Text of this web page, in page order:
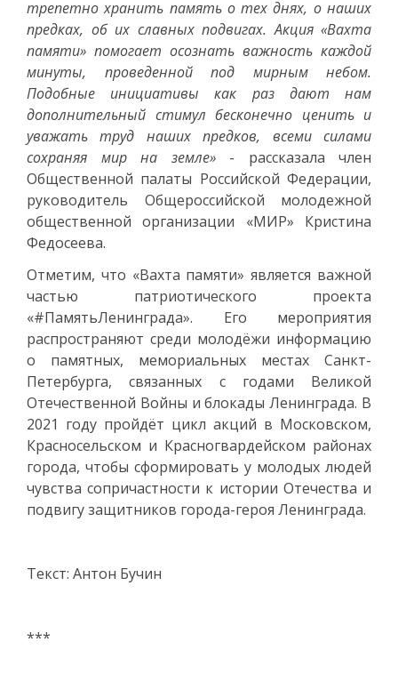
трепетно хранить память о тех днях, о наших
предках, об их славных подвигах. Акция «Вахта
памяти» помогает осознать важность каждой
минуты, проведенной под мирным небом.
Подобные инициативы как раз дают нам
дополнительный стимул бесконечно ценить и
уважать труд наших предков, всеми силами
сохраняя мир на земле»- рассказала член
Общественной палаты Российской Федерации,
руководитель Общероссийской молодежной
общественной организации «МИР» Кристина
Федосеева.
Отметим, что «Вахта памяти» является важной
частью патриотического проекта
«#ПамятьЛенинграда». Его мероприятия
распространяют среди молодёжи информацию
о памятных, мемориальных местах Санкт-
Петербурга, связанных с годами Великой
Отечественной Войны и блокады Ленинграда. В
2021 году пройдёт цикл акций в Московском,
Красносельском и Красногвардейском районах
города, чтобы сформировать у молодых людей
чувства сопричастности к истории Отечества и
подвигу защитников города-героя Ленинграда.
Текст: Антон Бучин
***